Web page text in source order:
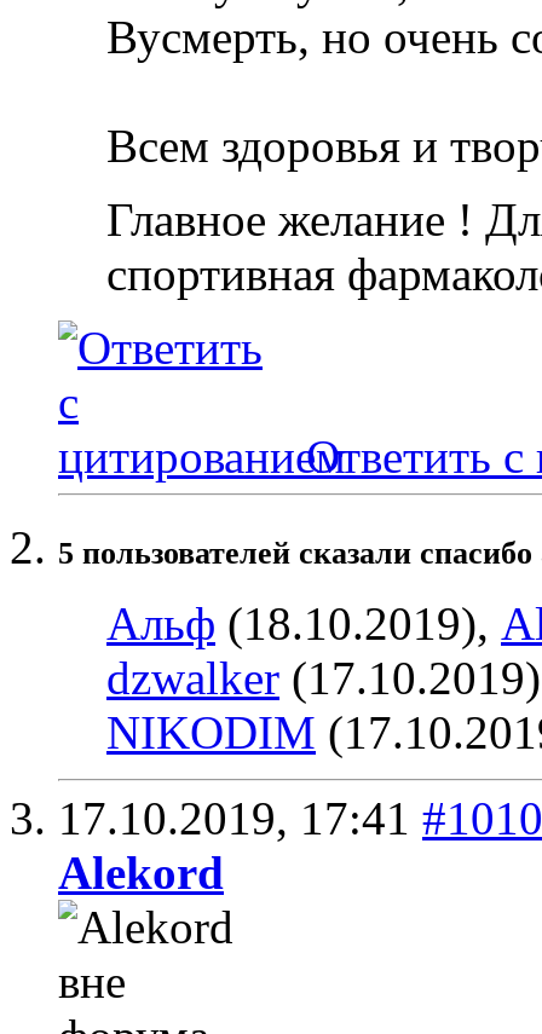
Вусмерть, но очень
Всем здоровья и
Главное желание !
спортивная
Ответить с
5 пользователей сказали
Альф (18.10.2019),
dzwalker
NIKODIM
17.10.2019, 17:41
Alekord